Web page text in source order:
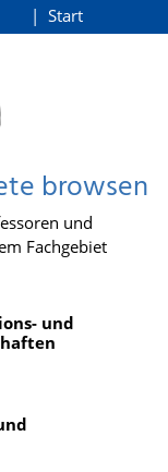
Start
browsen
und
Fachgebiet
und